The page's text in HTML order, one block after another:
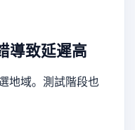
導致延遲高
地域。測試階段也